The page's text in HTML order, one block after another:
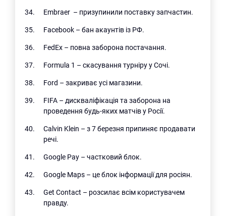
Embraer – призупинили поставку запчастин.
Facebook – бан акаунтів із РФ.
FedEx – повна заборона постачання.
Formula 1 – скасування турніру у Сочі.
Ford – закриває усі магазини.
FIFA – дискваліфікація та заборона на
проведення будь-яких матчів у Росії.
Calvin Klein – з 7 березня припиняє продавати
речі.
Google Pay – частковий блок.
Google Maps – це блок інформації для росіян.
Get Contact – розсилає всім користувачем
правду.